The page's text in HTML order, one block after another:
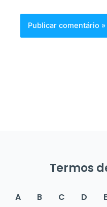
Termos
A B C D E